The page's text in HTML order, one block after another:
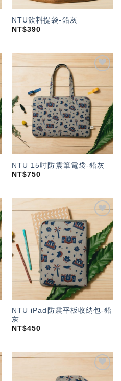
NTU飲料提袋-鉛灰
NT$390
「願
望輕
NTU 15吋防震筆電袋-鉛灰
NT$750
加入
「願
望輕
單」
NTU iPad防震平板收納包-鉛
灰
NT$450